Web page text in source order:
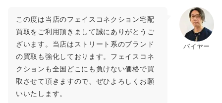
バイヤー
この度は当店のフェイスコネクション宅配
買取をご利用頂きまして誠にありがとうご
ざいます。当店はストリート系のブランド
の買取も強化しております。フェイスコネ
クションも全国どこにも負けない価格で買
取させて頂きますので、ぜひよろしくお願
いいたします。